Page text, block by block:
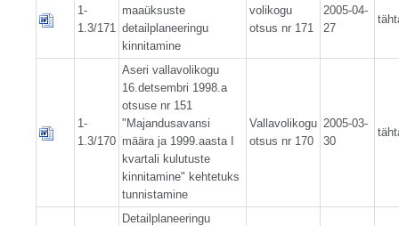
1-
1.3/171
maaüksuste
detailplaneeringu
kinnitamine
volikogu
otsus nr 171
2005-04-
27
1-
1.3/170
Aseri vallavolikogu
16.detsembri 1998.a
otsuse nr 151
"Majandusavansi
määra ja 1999.aasta I
kvartali kulutuste
kinnitamine" kehtetuks
tunnistamine
Vallavolikogu
otsus nr 170
2005-03-
30
Detailplaneeringu